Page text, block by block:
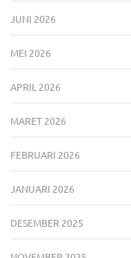
JUNI 2026
MEI 2026
APRIL 2026
MARET 2026
FEBRUARI 2026
JANUARI 2026
DESEMBER 2025